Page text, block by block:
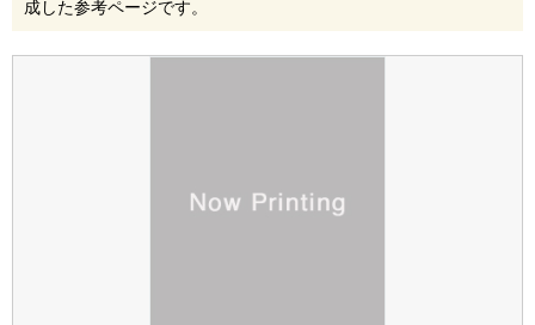
成した参考ページです。